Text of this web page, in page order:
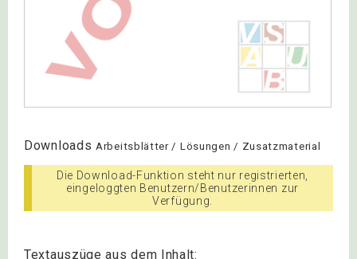
Downloads Arbeitsblätter / Lösungen / Zusatzmaterial
Die Download-Funktion steht nur registrierten,
eingeloggten Benutzern/Benutzerinnen zur
Verfügung.
Textauszüge aus dem Inhalt: